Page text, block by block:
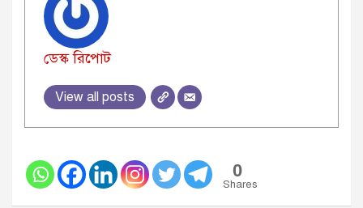
ডেস্ক রিপোট
View all posts
0
Shares